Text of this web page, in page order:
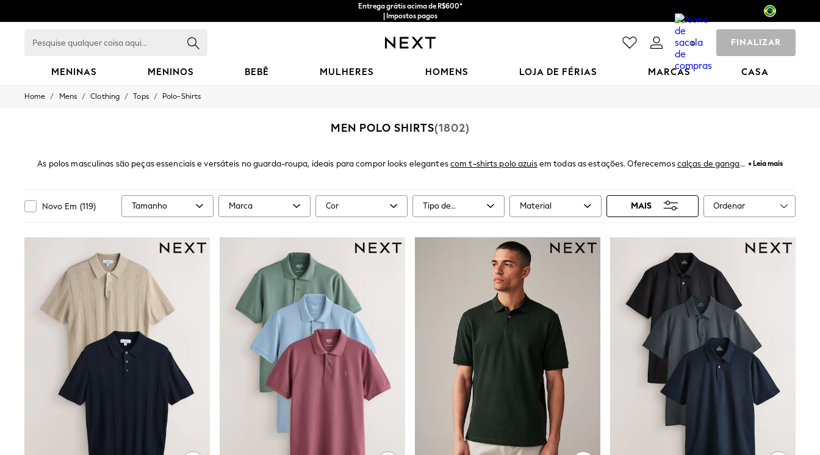
Entrega grátis acima de R$600*
| Impostos pagos
qualquer
0 FINALIZAR
MENINAS MENINOS BEBÊ MULHERES HOMENS LOJA DE FÉRIAS MARCAS CASA
GIRLS
Toy Story
Summer Dresses
3-5 Years
12-14 Years
All Clothing
Babygrows & Sleepsuits
Bodysuits & Vests
Coats & Jackets
Dresses
Jeans
Jumpsuits & Playsuits
Knitwear
Nightwear & Pyjamas
Trousers & Leggings
Schoolwear
Sets & Outfits
Shirts & Blouses
Shorts & Skirts
Sportswear
Sweatshirts & Hoodies
Swimwear
Home / Mens / Clothing / Tops / Polo-Shirts
MEN POLO SHIRTS(1802)
As polos masculinas são peças essenciais e versáteis no guarda-roupa, ideais para compor looks elegantescom t-shirts polo azuisem todas as estações. Oferecemoscalças de ganga,
use-as por baixo de casacos. Nossa coleção de camisetas polo, disponíveis nos cortes slim e Normal de marcas líderes, foi criada para valorizar todos os tipos de corpo.
+ Leia mais
Novo Em (119) Tamanho Marca Cor
Tipo de
tamanho
Material MAIS Ordenar